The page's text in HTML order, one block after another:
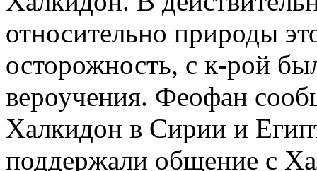
относительно природы
осторожность, с к-рой
вероучения. Феофан
Халкидон в Сирии и
поддержали общение с